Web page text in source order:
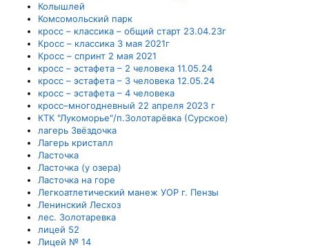
Колышлей
Комсомольский парк
кросс – классика – общий старт 23.04.23г
Кросс – классика 3 мая 2021г
Кросс – спринт 2 мая 2021
кросс – эстафета – 2 человека 11.05.24
кросс – эстафета – 3 человека 12.05.24
кросс – эстафета – 4 человека
кросс–многодневный 22 апреля 2023 г
КТК "Лукоморье"/п.Золотарёвка (Сурское)
лагерь Звёздочка
Лагерь кристалл
Ласточка
Ласточка (у озера)
Ласточка на горе
Легкоатлетический манеж УОР г. Пензы
Ленинский Лесхоз
лес. Золотаревка
лицей 52
Лицей № 14